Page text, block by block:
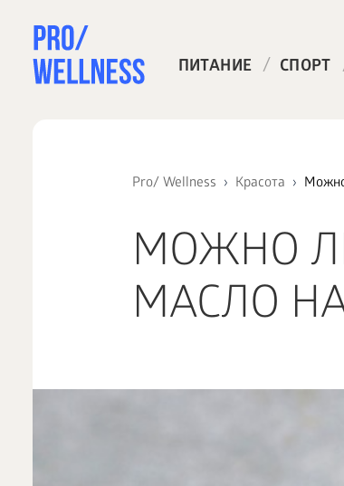
ПИТАНИЕ / СПОРТ
Pro/ Wellness Красота
МОЖНО
МАСЛО